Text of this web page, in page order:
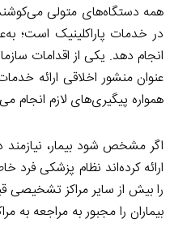
همه دستگاه‌های متولی
در خدمات پاراکلینیک است؛
انجام دهد. یکی از اقدامات
عنوان منشور اخلاقی ارائه
همواره پیگیری‌های لازم انجام
اگر مشخص شود بیمار،
ارائه کرده‌اند نظام پزشکی
را بیش از سایر مراکز تشخیصی
بیماران را مجبور به مراجعه